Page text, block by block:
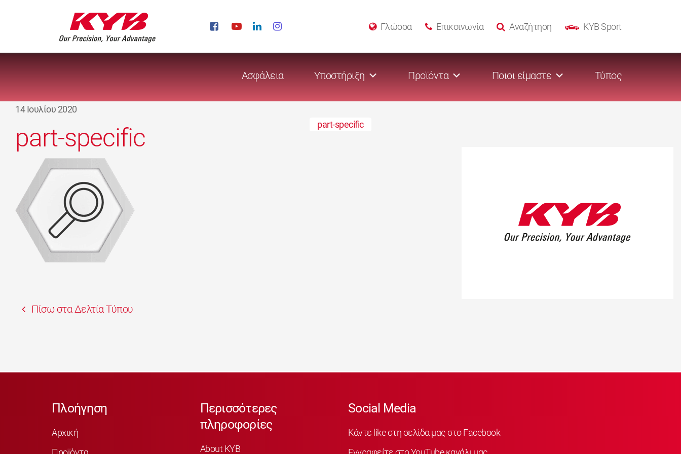
KYB Sport
Αναζήτηση
Επικοινωνία
Γλώσσα
Ασφάλεια Υποστήριξη Προϊόντα Ποιοι είμαστε Τύπος
part-specific
14 Ιουλίου 2020
part-specific
Πίσω στα Δελτία Τύπου
Πλοήγηση
Αρχική
Περισσότερες
πληροφορίες
About KYB
Social Media
Κάντε like στη σελίδα μας στο Facebook